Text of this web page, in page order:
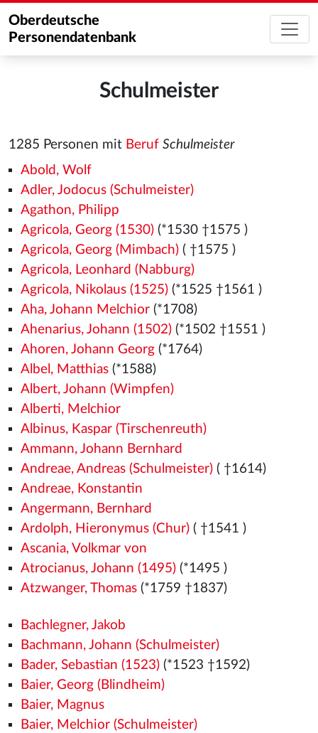
Oberdeutsche
Personendatenbank
Schulmeister
1285 Personen mit Beruf Schulmeister
Abold, Wolf
Adler, Jodocus (Schulmeister)
Agathon, Philipp
Agricola, Georg (1530)(*1530 †1575 )
Agricola, Georg (Mimbach)( †1575 )
Agricola, Leonhard (Nabburg)
Agricola, Nikolaus (1525)(*1525 †1561 )
Aha, Johann Melchior(*1708)
Ahenarius, Johann (1502)(*1502 †1551 )
Ahoren, Johann Georg(*1764)
Albel, Matthias(*1588)
Albert, Johann (Wimpfen)
Alberti, Melchior
Albinus, Kaspar (Tirschenreuth)
Ammann, Johann Bernhard
Andreae, Andreas (Schulmeister)( †1614)
Andreae, Konstantin
Angermann, Bernhard
Ardolph, Hieronymus (Chur)( †1541 )
Ascania, Volkmar von
Atrocianus, Johann (1495)(*1495 )
Atzwanger, Thomas(*1759 †1837)
Bachlegner, Jakob
Bachmann, Johann (Schulmeister)
Bader, Sebastian (1523)(*1523 †1592)
Baier, Georg (Blindheim)
Baier, Magnus
Baier, Melchior (Schulmeister)